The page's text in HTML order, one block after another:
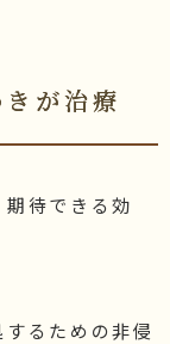
が治療
待できる効
るための非侵